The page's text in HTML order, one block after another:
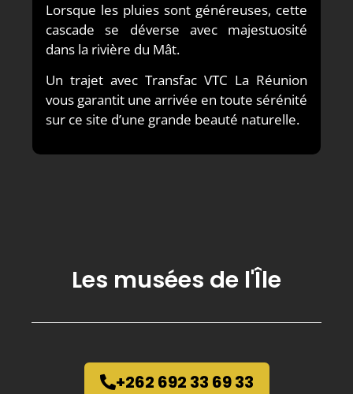
Lorsque les pluies sont généreuses, cette
cascade se déverse avec majestuosité
dans la rivière du Mât.
Un trajet avec Transfac VTC La Réunion
vous garantit une arrivée en toute sérénité
sur ce site d’une grande beauté naturelle.
Les musées de l'Île
+262 692 33 69 33